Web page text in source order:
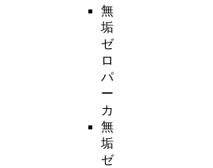
無
垢
ゼ
ロ
パ
ー
カ
無
垢
ゼ